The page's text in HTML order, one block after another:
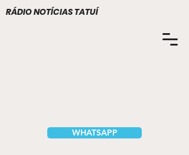
WHATSAPP
RÁDIO NOTÍCIAS TATUÍ